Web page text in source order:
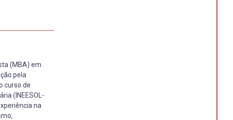
(MBA) em
pela
curso de
(INEESOL-
na